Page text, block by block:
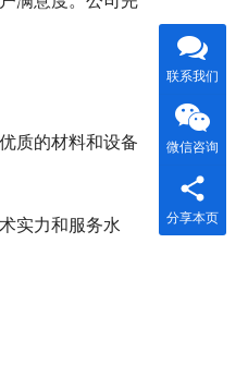
质的材料和设备
实力和服务水
联系我们
微信咨询
分享本页